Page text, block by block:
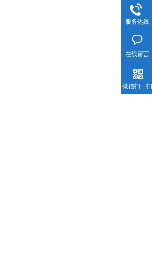
服务热线
在线留言
微信扫一扫